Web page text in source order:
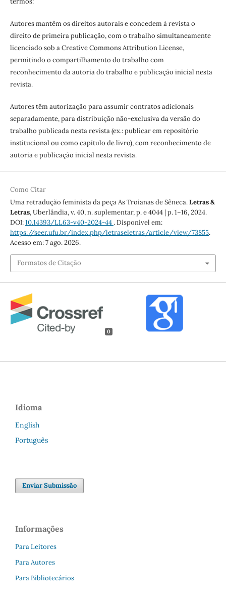
Autores mantêm os direitos autorais e concedem à revista o
direito de primeira publicação, com o trabalho simultaneamente
licenciado sob a Creative Commons Attribution License,
permitindo o compartilhamento do trabalho com
reconhecimento da autoria do trabalho e publicação inicial nesta
revista.
Autores têm autorização para assumir contratos adicionais
separadamente, para distribuição não-exclusiva da versão do
trabalho publicada nesta revista (ex.: publicar em repositório
institucional ou como capítulo de livro), com reconhecimento de
autoria e publicação inicial nesta revista.
Como Citar
Uma retradução feminista da peça As Troianas de Sêneca.Letras &
Letras, Uberlândia, v. 40, n. suplementar, p. e 4044 | p. 1–16, 2024.
DOI:10.14393/LL63-v40-2024-44 . Disponível em:
https://seer.ufu.br/index.php/letraseletras/article/view/73855.
Acesso em: 7 ago. 2026.
Formatos de Citação
0
Idioma
English
Português
Enviar Submissão
Informações
Para Leitores
Para Autores
Para Bibliotecários